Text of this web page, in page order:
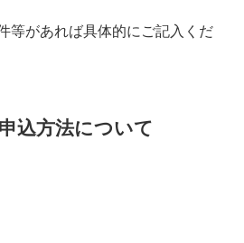
等があれば具体的にご記入くだ
込方法について